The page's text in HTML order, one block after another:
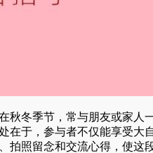
秋冬季节，常与朋友或家人
在于，参与者不仅能享受大
拍照留念和交流心得，使这